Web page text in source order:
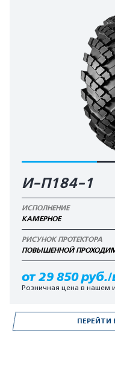
И-П184-1
ИСПОЛНЕНИЕ
КАМЕРНОЕ
РИСУНОК ПРОТЕКТОРА
ПОВЫШЕННОЙ
от 29 850
Розничная цена в нашем